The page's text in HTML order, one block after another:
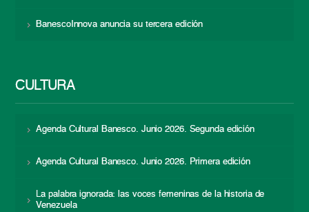
BanescoInnova anuncia su tercera edición
CULTURA
Agenda Cultural Banesco. Junio 2026. Segunda edición
Agenda Cultural Banesco. Junio 2026. Primera edición
La palabra ignorada: las voces femeninas de la historia de
Venezuela